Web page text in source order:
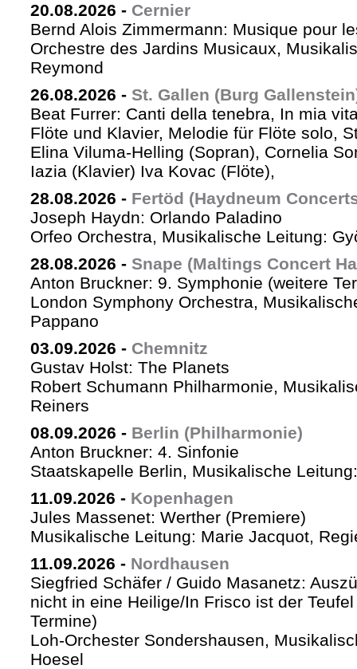
20.08.2026 - Cernier
Bernd Alois Zimmermann: Musique pour
Orchestre des Jardins Musicaux,
Reymond
26.08.2026 - St. Gallen (Burg
Beat Furrer: Canti della tenebra, In mia
Flöte und Klavier, Melodie für Flöte solo,
Elina Viluma-Helling (Sopran), Cornelia
Iazia (Klavier) Iva Kovac (Flöte),
28.08.2026 - Fertöd (Haydneum
Joseph Haydn: Orlando Paladino
Orfeo Orchestra, Musikalische Leitung:
28.08.2026 - Snape (Maltings Concert
Anton Bruckner: 9. Symphonie (weitere
London Symphony Orchestra,
Pappano
03.09.2026 - Chemnitz
Gustav Holst: The Planets
Robert Schumann Philharmonie,
Reiners
08.09.2026 - Berlin (Philharmonie)
Anton Bruckner: 4. Sinfonie
Staatskapelle Berlin, Musikalische
11.09.2026 - Kopenhagen
Jules Massenet: Werther (Premiere)
Musikalische Leitung: Marie Jacquot,
11.09.2026 - Nordhausen
Siegfried Schäfer / Guido Masanetz:
nicht in eine Heilige/In Frisco ist der
Termine)
Loh-Orchester Sondershausen,
Hoesel